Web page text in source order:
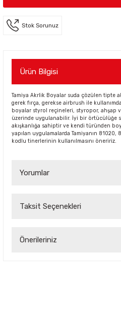
Stok Sorunuz
Ürün Bilgisi
Tamiya Akrlik Boyalar suda çözülen tipte
gerek fırça, gerekse airbrush ile
boyalar styrol reçineleri, styropor, ahşap
üzerinde uygulanabilir. İyi bir örtücülüğe
akışkanlığa sahiptir ve kendi türünden
yapılan uygulamalarda Tamiyanın 81020,
kodlu tinerlerinin kullanılmasını öneririz.
Yorumlar
Taksit Seçenekleri
Önerileriniz